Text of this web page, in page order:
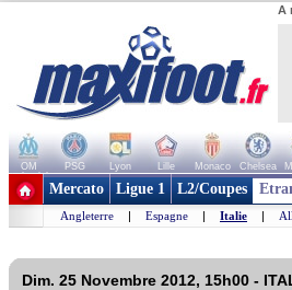
A
OM PSG Lyon Lille Monaco Chelsea
+ de clubs
Mercato Ligue 1 L2/Coupes
Angleterre | Espagne | Italie |
Dim. 25 Novembre 2012, 15h00 -